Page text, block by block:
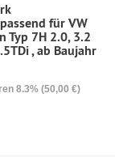
für VW
Typ 7H 2.0, 3.2
, ab Baujahr
8.3% (50,00 €)